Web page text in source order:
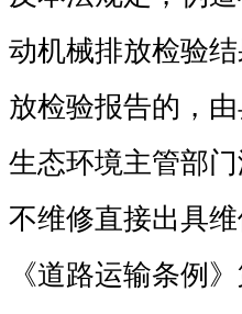
动机械排放检验
放检验报告的，
生态环境主管部
不维修直接出具
《道路运输条例